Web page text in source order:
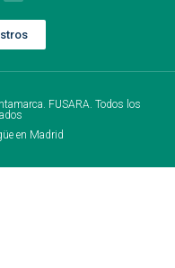
FUSARA. Todos los
en Madrid